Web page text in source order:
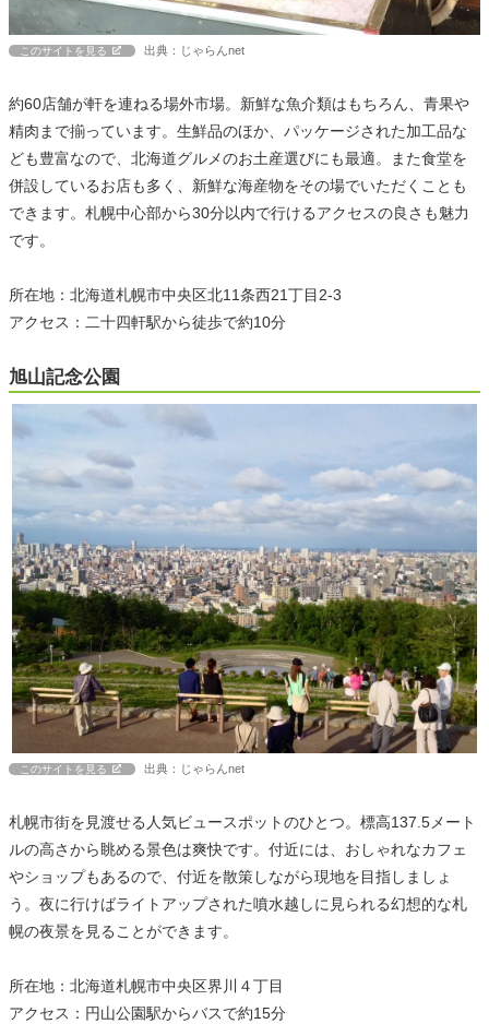
このサイトを見る 出典：じゃらんnet
約60店舗が軒を連ねる場外市場。新鮮な魚介類はもちろん、青果や
精肉まで揃っています。生鮮品のほか、パッケージされた加工品な
ども豊富なので、北海道グルメのお土産選びにも最適。また食堂を
併設しているお店も多く、新鮮な海産物をその場でいただくことも
できます。札幌中心部から30分以内で行けるアクセスの良さも魅力
です。
所在地：北海道札幌市中央区北11条西21丁目2-3
アクセス：二十四軒駅から徒歩で約10分
旭山記念公園
このサイトを見る 出典：じゃらんnet
札幌市街を見渡せる人気ビュースポットのひとつ。標高137.5メート
ルの高さから眺める景色は爽快です。付近には、おしゃれなカフェ
やショップもあるので、付近を散策しながら現地を目指しましょ
う。夜に行けばライトアップされた噴水越しに見られる幻想的な札
幌の夜景を見ることができます。
所在地：北海道札幌市中央区界川４丁目
アクセス：円山公園駅からバスで約15分